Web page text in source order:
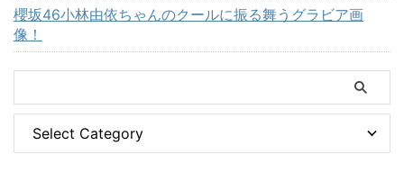
櫻坂46小林由依ちゃんのクールに振る舞うグラビア画
像！